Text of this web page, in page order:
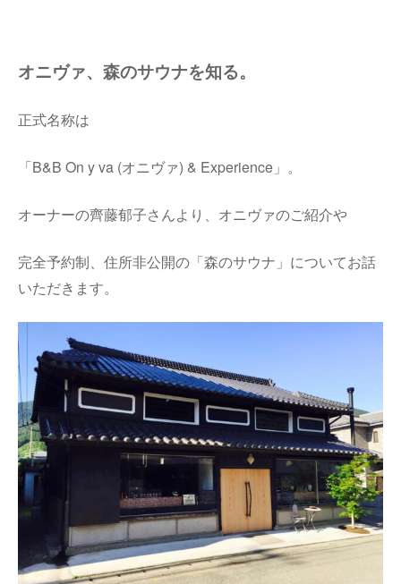
オニヴァ、森のサウナを知る。
正式名称は
「B&B On y va (オニヴァ) & Experience」。
オーナーの齊藤郁子さんより、オニヴァのご紹介や
完全予約制、住所非公開の「森のサウナ」についてお話
いただきます。